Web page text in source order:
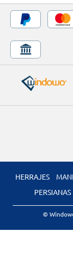
HERRAJES
PERSIANAS
©